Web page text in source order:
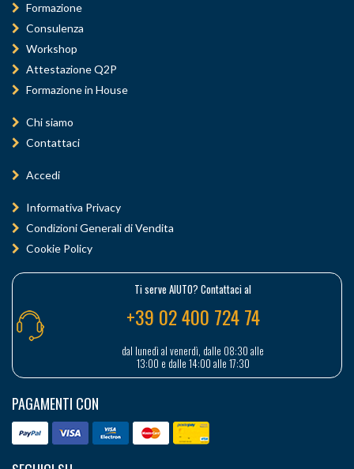
Formazione
Consulenza
Workshop
Attestazione Q2P
Formazione in House
Chi siamo
Contattaci
Accedi
Informativa Privacy
Condizioni Generali di Vendita
Cookie Policy
Ti serve AIUTO? Contattaci al
+39 02 400 724 74
dal lunedì al venerdì, dalle 08:30 alle
13:00 e dalle 14:00 alle 17:30
PAGAMENTI CON